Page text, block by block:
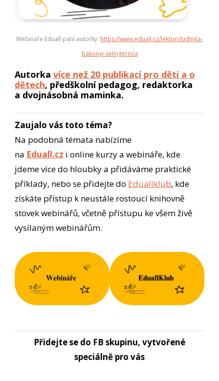
Webináře Eduall paní autorky: https://www.eduall.cz/lektori/ludmila-
bakonyi-selingerova
Autorka více než 20 publikací pro děti a o
dětech, předškolní pedagog, redaktorka
a dvojnásobná maminka.
Zaujalo vás toto téma?
Na podobná témata nabízíme
na Eduall.cz i online kurzy a webináře, kde
jdeme více do hloubky a přidáváme praktické
příklady, nebo se přidejte do Eduallklub, kde
získáte přístup k neustále rostoucí knihovně
stovek webinářů, včetně přístupu ke všem živě
vysílaným webinářům.
Přidejte se do FB skupinu, vytvořené
speciálně pro vás